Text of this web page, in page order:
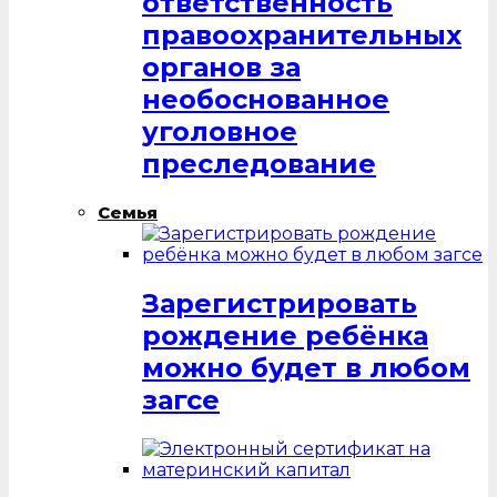
правоохранительных
органов за
необоснованное
уголовное
преследование
Семья
Зарегистрировать
рождение ребёнка
можно будет в любом
загсе